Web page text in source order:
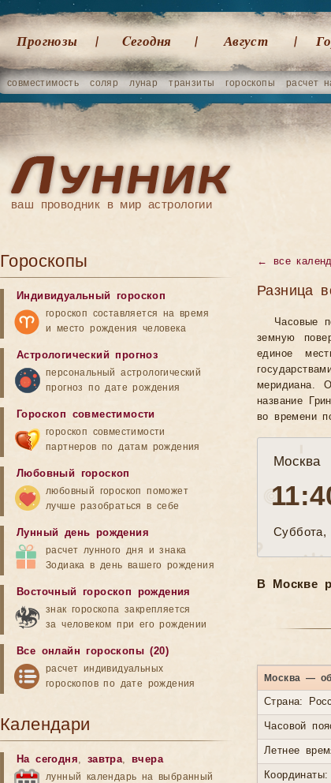
Прогнозы Cегодня Август
совместимость соляр лунар транзиты гороскопы расчет
ваш проводник в мир астрологии
← все
Разница
Часовые
земную
единое
меридиана.
название
во времени
Москва
Суббота,
В Москве
Москва —
Страна:
Часовой
Летнее
Гороскопы
Индивидуальный гороскоп
гороскоп составляется на время
и место рождения человека
Астрологический прогноз
персональный астрологический
прогноз по дате рождения
Гороскоп совместимости
гороскоп совместимости
партнеров по датам рождения
Любовный гороскоп
любовный гороскоп поможет
лучше разобраться в себе
Лунный день рождения
расчет лунного дня и знака
Зодиака в день вашего рождения
Восточный гороскоп рождения
знак гороскопа закрепляется
за человеком при его рождении
Все онлайн гороскопы (20)
расчет индивидуальных
гороскопов по дате рождения
Календари
На сегодня, завтра,вчера
лунный календарь на выбранный